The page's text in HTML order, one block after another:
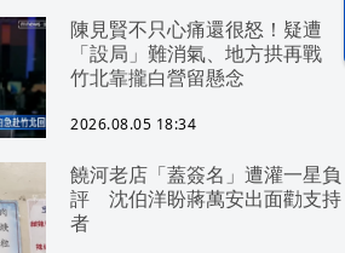
漢光42演習
陳見賢不只心痛還很怒！疑遭
「設局」難消氣、地方拱再戰
竹北靠攏白營留懸念
2026.08.05 18:34
饒河老店「蓋簽名」遭灌一星負
評 沈伯洋盼蔣萬安出面勸支持
者